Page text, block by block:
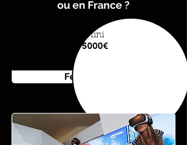
Feu d'artifice
ou en France ?
Mini
5000€